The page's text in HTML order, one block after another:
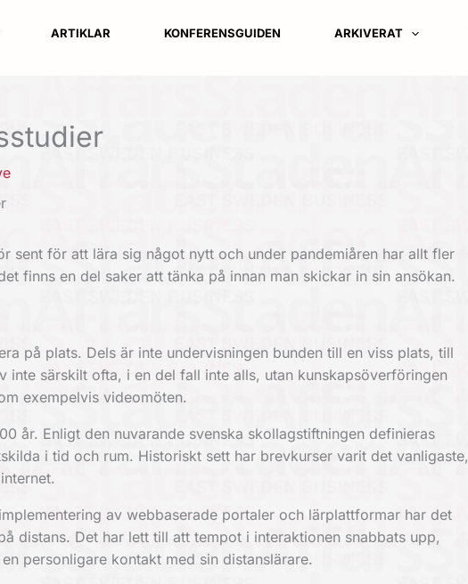
ARTIKLAR KONFERENSGUIDEN ARKIVERAT
sent för att lära sig något nytt och under pandemiåren har allt fler
finns en del saker att tänka på innan man skickar in sin ansökan.
på plats. Dels är inte undervisningen bunden till en viss plats, till
inte särskilt ofta, i en del fall inte alls, utan kunskapsöverföringen
exempelvis videomöten.
år. Enligt den nuvarande svenska skollagstiftningen definieras
i tid och rum. Historiskt sett har brevkurser varit det vanligaste,
av webbaserade portaler och lärplattformar har det
distans. Det har lett till att tempot i interaktionen snabbats upp,
personligare kontakt med sin distanslärare.